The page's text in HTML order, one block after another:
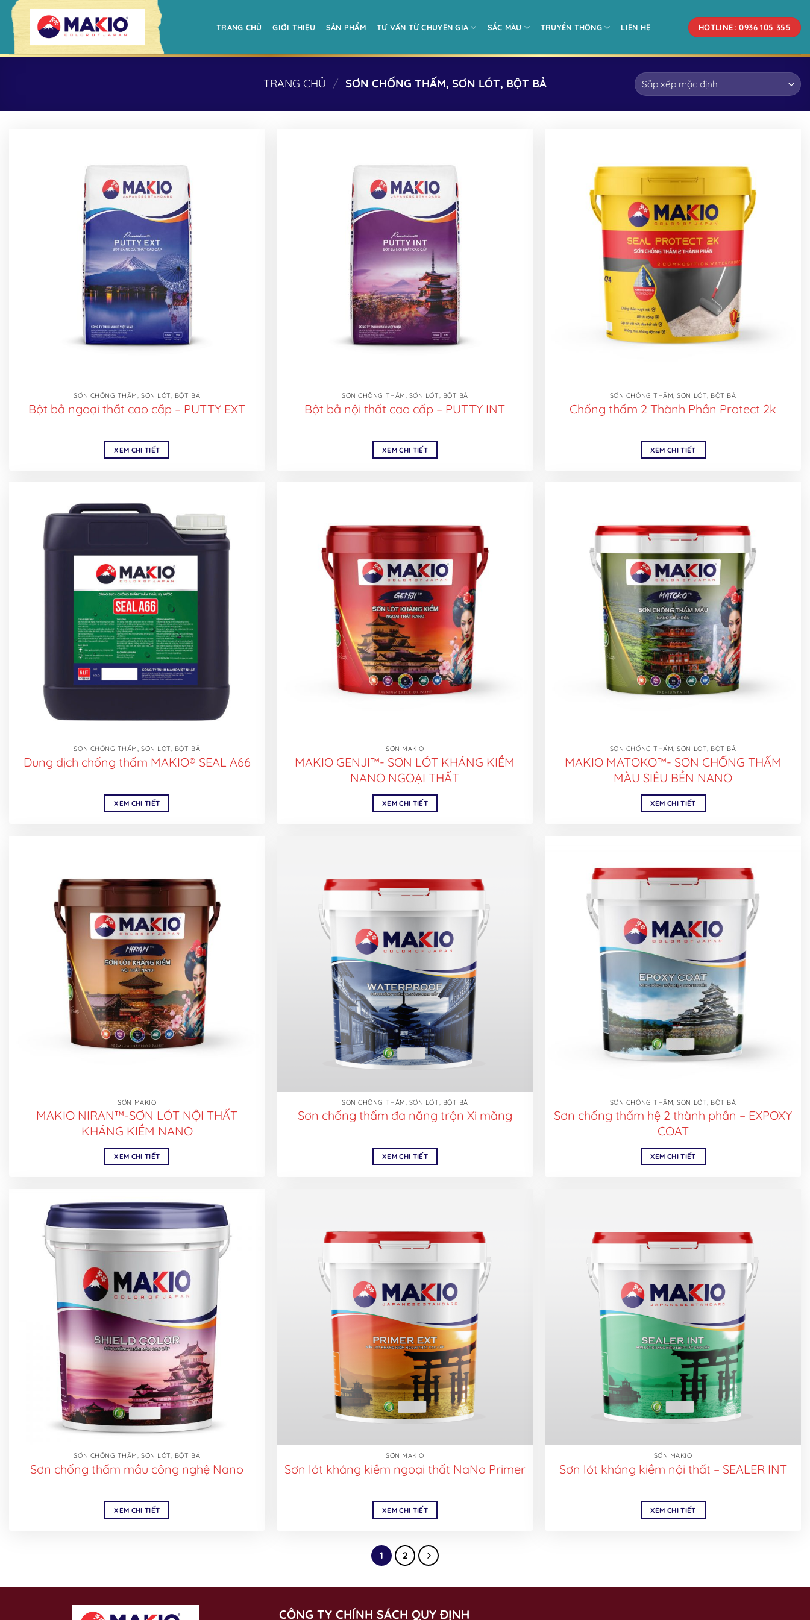
qua
dung
TRANG CHỦ GIỚI THIỆU SẢN PHẨM TƯ VẤN TỪ CHUYÊN GIA SẮC MÀU TRUYỀN THÔNG LIÊN HỆ HOTLINE: 0936 105 355
TRANG CHỦ / SƠN CHỐNG THẤM, SƠN LÓT, BỘT BẢ
SƠN CHỐNG THẤM, SƠN LÓT, BỘT BẢ
Bột bả ngoại thất cao cấp – PUTTY EXT
XEM CHI TIẾT
SƠN CHỐNG THẤM, SƠN LÓT, BỘT BẢ
Bột bả nội thất cao cấp – PUTTY INT
XEM CHI TIẾT
SƠN CHỐNG THẤM, SƠN LÓT, BỘT BẢ
Chống thấm 2 Thành Phần Protect 2k
XEM CHI TIẾT
SƠN CHỐNG THẤM, SƠN LÓT, BỘT BẢ
Dung dịch chống thấm MAKIO® SEAL A66
XEM CHI TIẾT
SƠN MAKIO
MAKIO GENJI™- SƠN LÓT KHÁNG KIỀM
NANO NGOẠI THẤT
XEM CHI TIẾT
SƠN CHỐNG THẤM, SƠN LÓT, BỘT BẢ
MAKIO MATOKO™- SƠN CHỐNG THẤM
MÀU SIÊU BỀN NANO
XEM CHI TIẾT
SƠN MAKIO
MAKIO NIRAN™-SƠN LÓT NỘI THẤT
KHÁNG KIỀM NANO
XEM CHI TIẾT
SƠN CHỐNG THẤM, SƠN LÓT, BỘT BẢ
Sơn chống thấm đa năng trộn Xi măng
XEM CHI TIẾT
SƠN CHỐNG THẤM, SƠN LÓT, BỘT BẢ
Sơn chống thấm hệ 2 thành phần – EXPOXY
COAT
XEM CHI TIẾT
SƠN CHỐNG THẤM, SƠN LÓT, BỘT BẢ
Sơn chống thấm mầu công nghệ Nano
XEM CHI TIẾT
SƠN MAKIO
Sơn lót kháng kiềm ngoại thất NaNo Primer
XEM CHI TIẾT
SƠN MAKIO
Sơn lót kháng kiềm nội thất – SEALER INT
XEM CHI TIẾT
1 2
CÔNG TY CHÍNH SÁCH QUY ĐỊNH